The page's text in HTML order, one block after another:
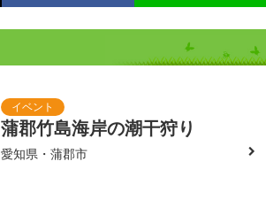
蒲郡竹島海岸の潮干狩り
愛知県・蒲郡市